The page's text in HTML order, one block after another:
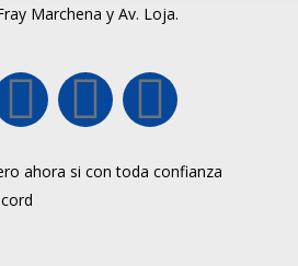
Marchena y Av. Loja.
ahora si con toda confianza